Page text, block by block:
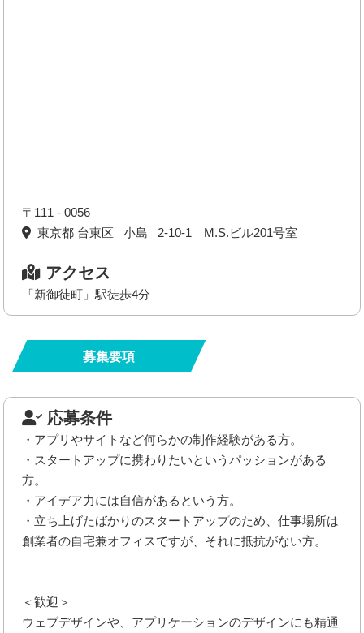
〒111 - 0056
東京都 台東区 小島 2-10-1 M.S.ビル201号室
アクセス
「新御徒町」駅徒歩4分
募集要項
応募条件
・アプリやサイトなど何らかの制作経験がある方。
・スタートアップに携わりたいというパッションがある
方。
・アイデア力には自信があるという方。
・立ち上げたばかりのスタートアップのため、仕事場所は
創業者の自宅兼オフィスですが、それに抵抗がない方。
＜歓迎＞
ウェブデザインや、アプリケーションのデザインにも精通